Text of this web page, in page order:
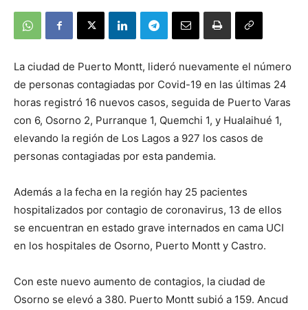
La ciudad de Puerto Montt, lideró nuevamente el número
de personas contagiadas por Covid-19 en las últimas 24
horas registró 16 nuevos casos, seguida de Puerto Varas
con 6, Osorno 2, Purranque 1, Quemchi 1, y Hualaihué 1,
elevando la región de Los Lagos a 927 los casos de
personas contagiadas por esta pandemia.
Además a la fecha en la región hay 25 pacientes
hospitalizados por contagio de coronavirus, 13 de ellos
se encuentran en estado grave internados en cama UCI
en los hospitales de Osorno, Puerto Montt y Castro.
Con este nuevo aumento de contagios, la ciudad de
Osorno se elevó a 380. Puerto Montt subió a 159. Ancud